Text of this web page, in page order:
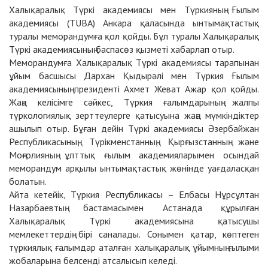
Халықаралық Түркі академиясы мен Түркияның Ғылым
академиясы (TUBA) Анкара қаласында ынтымақтастық
туралы меморандумға қол қойды. Бұл туралы Халықаралық
Түркі академиясының баспасөз қызметі хабарлап отыр.
Меморандумға Халықаралық Түркі академиясы тарапынан
ұйым басшысы Дархан Қыдырәлі мен Түркия Ғылым
академиясының президенті Ахмет Жеват Ажар қол қойды.
Жаңа келісімге сәйкес, Түркия ғалымдарының жалпы
түркологиялық зерттеулерге қатысуына жаңа мүмкіндіктер
ашылып отыр. Бұған дейін Түркі академиясы Әзербайжан
Республикасының, Түрікменстанның, Қырғызстанның және
Моңғолияның ұлттық ғылым академияларымен осындай
меморандум арқылы ынтымақтастық жөнінде уағдаласқан
болатын.
Айта кетейік, Түркия Республикасы – Елбасы Нұрсұлтан
Назарбаевтың бастамасымен Астанада құрылған
Халықаралық Түркі академиясына қатысушы
мемлекеттердің бірі саналады. Сонымен қатар, көптеген
түркиялық ғалымдар аталған халықаралық ұйымның ғылыми
жобаларына белсенді атсалысып келеді.